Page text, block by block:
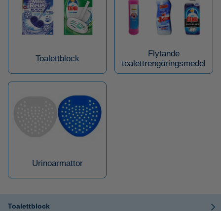
Toalettblock
Flytande
toalettrengöringsmedel
Urinoarmattor
Toalettblock